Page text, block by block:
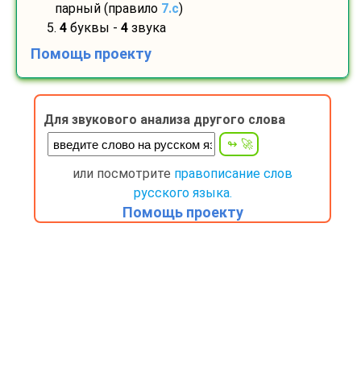
парный (правило 7.c)
5. 4 буквы - 4 звука
Помощь проекту
Для звукового анализа другого слова
или посмотрите правописание слов
русского языка.
Помощь проекту